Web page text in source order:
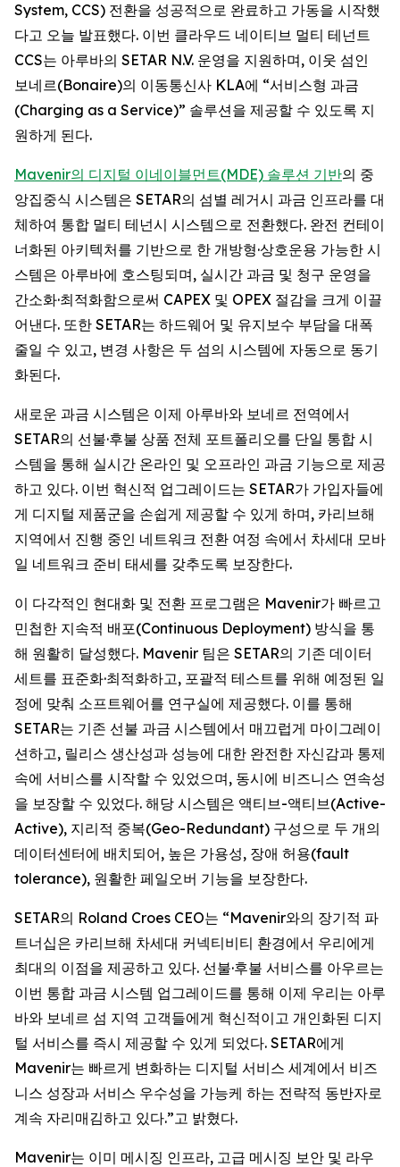
System, CCS) 전환을 성공적으로 완료하고 가동을 시작했
다고 오늘 발표했다. 이번 클라우드 네이티브 멀티 테넌트
CCS는 아루바의 SETAR N.V. 운영을 지원하며, 이웃 섬인
보네르(Bonaire)의 이동통신사 KLA에 “서비스형 과금
(Charging as a Service)” 솔루션을 제공할 수 있도록 지
원하게 된다.
Mavenir의 디지털 이네이블먼트(MDE) 솔루션 기반의 중
앙집중식 시스템은 SETAR의 섬별 레거시 과금 인프라를 대
체하여 통합 멀티 테넌시 시스템으로 전환했다. 완전 컨테이
너화된 아키텍처를 기반으로 한 개방형·상호운용 가능한 시
스템은 아루바에 호스팅되며, 실시간 과금 및 청구 운영을
간소화·최적화함으로써 CAPEX 및 OPEX 절감을 크게 이끌
어낸다. 또한 SETAR는 하드웨어 및 유지보수 부담을 대폭
줄일 수 있고, 변경 사항은 두 섬의 시스템에 자동으로 동기
화된다.
새로운 과금 시스템은 이제 아루바와 보네르 전역에서
SETAR의 선불·후불 상품 전체 포트폴리오를 단일 통합 시
스템을 통해 실시간 온라인 및 오프라인 과금 기능으로 제공
하고 있다. 이번 혁신적 업그레이드는 SETAR가 가입자들에
게 디지털 제품군을 손쉽게 제공할 수 있게 하며, 카리브해
지역에서 진행 중인 네트워크 전환 여정 속에서 차세대 모바
일 네트워크 준비 태세를 갖추도록 보장한다.
이 다각적인 현대화 및 전환 프로그램은 Mavenir가 빠르고
민첩한 지속적 배포(Continuous Deployment) 방식을 통
해 원활히 달성했다. Mavenir 팀은 SETAR의 기존 데이터
세트를 표준화·최적화하고, 포괄적 테스트를 위해 예정된 일
정에 맞춰 소프트웨어를 연구실에 제공했다. 이를 통해
SETAR는 기존 선불 과금 시스템에서 매끄럽게 마이그레이
션하고, 릴리스 생산성과 성능에 대한 완전한 자신감과 통제
속에 서비스를 시작할 수 있었으며, 동시에 비즈니스 연속성
을 보장할 수 있었다. 해당 시스템은 액티브-액티브(Active-
Active), 지리적 중복(Geo-Redundant) 구성으로 두 개의
데이터센터에 배치되어, 높은 가용성, 장애 허용(fault
tolerance), 원활한 페일오버 기능을 보장한다.
SETAR의 Roland Croes CEO는 “Mavenir와의 장기적 파
트너십은 카리브해 차세대 커넥티비티 환경에서 우리에게
최대의 이점을 제공하고 있다. 선불·후불 서비스를 아우르는
이번 통합 과금 시스템 업그레이드를 통해 이제 우리는 아루
바와 보네르 섬 지역 고객들에게 혁신적이고 개인화된 디지
털 서비스를 즉시 제공할 수 있게 되었다. SETAR에게
Mavenir는 빠르게 변화하는 디지털 서비스 세계에서 비즈
니스 성장과 서비스 우수성을 가능케 하는 전략적 동반자로
계속 자리매김하고 있다.”고 밝혔다.
Mavenir는 이미 메시징 인프라, 고급 메시징 보안 및 라우